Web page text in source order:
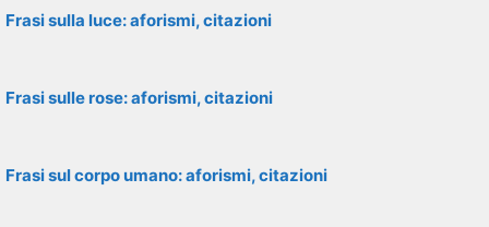
Frasi sulla luce: aforismi, citazioni
Frasi sulle rose: aforismi, citazioni
Frasi sul corpo umano: aforismi, citazioni